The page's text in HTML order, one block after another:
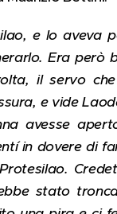
e lo aveva
Era però
il servo
e vide
avesse
in dovere di
stato